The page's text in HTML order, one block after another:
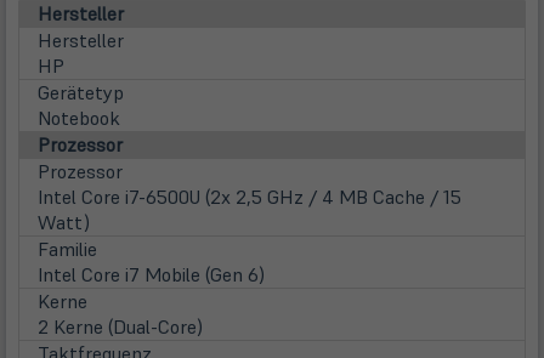
Hersteller
Hersteller
HP
Gerätetyp
Notebook
Prozessor
Prozessor
Intel Core i7-6500U (2x 2,5 GHz / 4 MB Cache / 15
Watt)
Familie
Intel Core i7 Mobile (Gen 6)
Kerne
2 Kerne (Dual-Core)